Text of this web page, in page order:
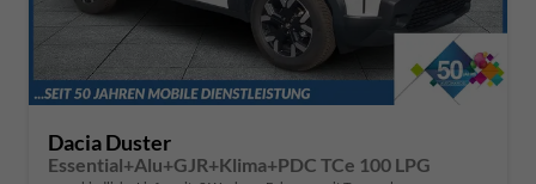
Dacia Duster
Essential+Alu+GJR+Klima+PDC TCe 100 LPG